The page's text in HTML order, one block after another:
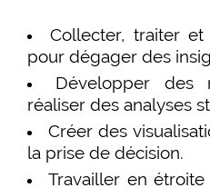
Collecter, traiter
pour dégager des
Développer des
réaliser des analyses
Créer des
la prise de décision.
Travailler en